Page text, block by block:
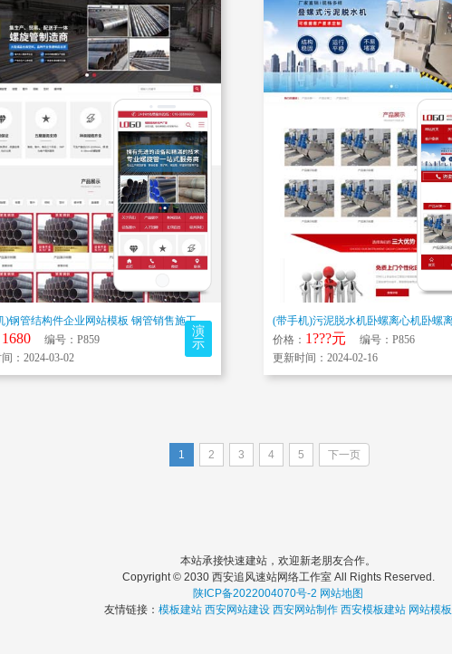
(带手机)钢管结构件企业网站模板 钢管销售施工设备建材机械设备网站源码
1680编号：P859
：2024-03-02
演
示
价格： 1???元
编号：P856
更新时间：2024-02-16
1 2 3 4 5 下一页
本站承接快速建站，欢迎新老朋友合作。
Copyright © 2030 西安追风速站网络工作室 All Rights Reserved.
陕ICP备2022004070号-2 网站地图
友情链接： 模板建站 西安网站建设 西安网站制作 西安模板建站 网站模板